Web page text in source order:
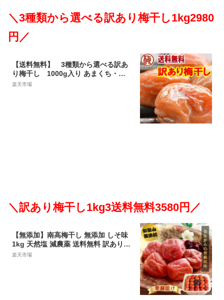
＼3種類から選べる訳あり梅干し1kg2980
円／
【送料無料】 3種類から選べる訳あ
り梅干し 1000g入り あまくち・は
ちみつ仕込、うすしお・料亭仕込み、
楽天市場
＼訳あり梅干し1kg3送料無料3580円／
【無添加】南高梅干し 無添加 しそ味
1kg 天然塩 減農薬 送料無料 訳あり
梅干し 梅干 梅ぼし うめぼし 南高梅
楽天市場